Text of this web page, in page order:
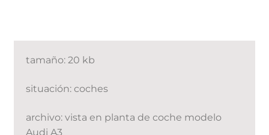
tamaño: 20 kb
situación: coches
archivo: vista en planta de coche modelo
Audi A3